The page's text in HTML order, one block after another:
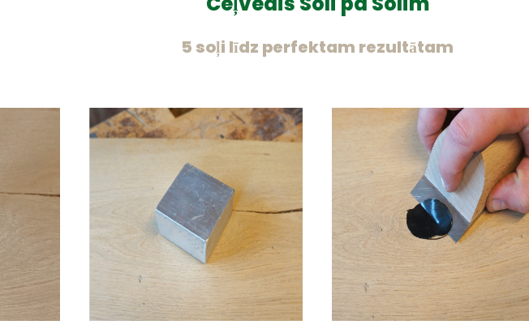
5 soļi līdz perfektam rezultātam